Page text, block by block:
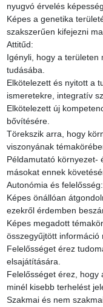
nyugvó érvelés
Képes a genetika
szakszerűen kifejezni
Attitűd:
Igényli, hogy a területen
tudásába.
Elkötelezett és nyitott a
ismeretekre, integratív
Elkötelezett új
bővítésére.
Törekszik arra, hogy
viszonyának
Példamutató környezet-
másokat ennek
Autonómia és felelősség:
Képes önállóan
ezekről érdemben
Képes megadott
összegyűjtött
Felelősséget érez
elsajátítására.
Felelősséget érez, hogy
minél kisebb terhelést
Szakmai és nem